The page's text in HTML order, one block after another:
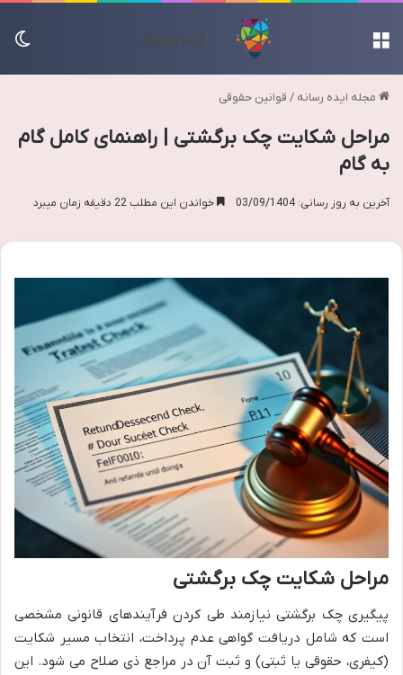
مجله ایده رسانه / قوانین حقوقی
مراحل شکایت چک برگشتی | راهنمای کامل گام
به گام
آخرین به روز رسانی: 03/09/1404 خواندن این مطلب 22 دقیقه زمان میبرد
مراحل شکایت چک برگشتی
پیگیری چک برگشتی نیازمند طی کردن فرآیندهای قانونی مشخصی
است که شامل دریافت گواهی عدم پرداخت، انتخاب مسیر شکایت
(کیفری، حقوقی یا ثبتی) و ثبت آن در مراجع ذی صلاح می شود. این